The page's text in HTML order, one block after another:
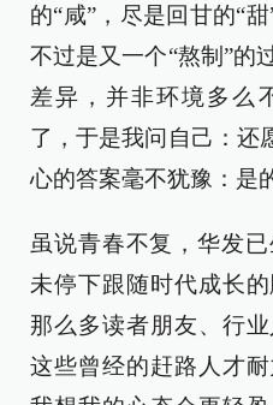
的“咸”，尽是回甘的“
不过是又一个“熬制”的
差异，并非环境多么
了，于是我问自己：还
心的答案毫不犹豫：是
虽说青春不复，华发
未停下跟随时代成长
那么多读者朋友、行
这些曾经的赶路人才